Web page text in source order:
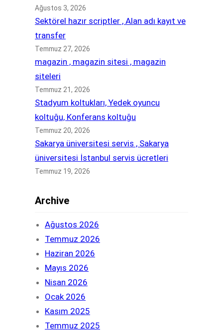
Ağustos 3, 2026
Sektörel hazır scriptler , Alan adı kayıt ve
transfer
Temmuz 27, 2026
magazin , magazin sitesi , magazin
siteleri
Temmuz 21, 2026
Stadyum koltukları, Yedek oyuncu
koltuğu, Konferans koltuğu
Temmuz 20, 2026
Sakarya üniversitesi servis , Sakarya
üniversitesi İstanbul servis ücretleri
Temmuz 19, 2026
Archive
Ağustos 2026
Temmuz 2026
Haziran 2026
Mayıs 2026
Nisan 2026
Ocak 2026
Kasım 2025
Temmuz 2025